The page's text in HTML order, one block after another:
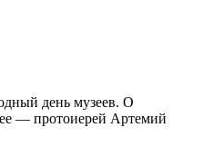
день музеев. О
— протоиерей Артемий